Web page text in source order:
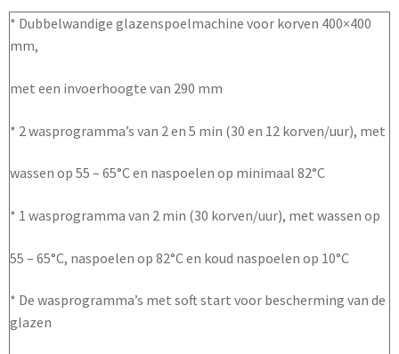
* Dubbelwandige glazenspoelmachine voor korven 400×400
mm,
met een invoerhoogte van 290 mm
* 2 wasprogramma’s van 2 en 5 min (30 en 12 korven/uur), met
wassen op 55 – 65°C en naspoelen op minimaal 82°C
* 1 wasprogramma van 2 min (30 korven/uur), met wassen op
55 – 65°C, naspoelen op 82°C en koud naspoelen op 10°C
* De wasprogramma’s met soft start voor bescherming van de
glazen